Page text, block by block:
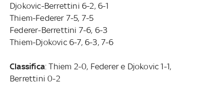
Djokovic-Berrettini 6-2, 6-1
Thiem-Federer 7-5, 7-5
Federer-Berrettini 7-6, 6-3
Thiem-Djokovic 6-7, 6-3, 7-6
Classifica: Thiem 2-0, Federer e Djokovic 1-1,
Berrettini 0-2